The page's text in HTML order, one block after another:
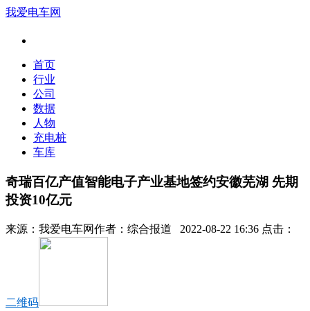
我爱电车网
首页
行业
公司
数据
人物
充电桩
车库
奇瑞百亿产值智能电子产业基地签约安徽芜湖 先期
投资10亿元
来源： 我爱电车网作者： 综合报道 2022-08-22 16:36 点击：
二维码